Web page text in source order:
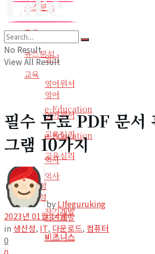
뉴스분석
교육
영어
영어원서
e-Education
교육심리
역사
생산성
자기계발
비즈니스
홈
뉴스분석
교육
영어
영어원서
e-Education
교육심리
역사
생산성
자기계발
비즈니스
No Result
View All Result
필수 무료 PDF 문서
그램 10가지
by LIfeguruking
2023년 01월 14일
in 생산성, IT, 다운로드, 컴퓨터
0